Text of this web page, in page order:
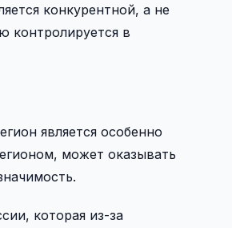
конкурентной, а не
контролируется в
является особенно
может оказывать
которая из-за